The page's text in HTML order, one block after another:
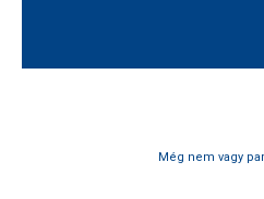
Még nem vagy